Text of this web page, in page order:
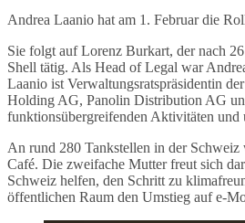
Andrea Laanio hat am 1. Februar die
Sie folgt auf Lorenz Burkart, der nach
Shell tätig. Als Head of Legal war
Laanio ist Verwaltungsratspräsidentin
Holding AG, Panolin Distribution AG
funktionsübergreifenden Aktivitäten und
An rund 280 Tankstellen in der
Café. Die zweifache Mutter freut sich
Schweiz helfen, den Schritt zu
öffentlichen Raum den Umstieg auf e-